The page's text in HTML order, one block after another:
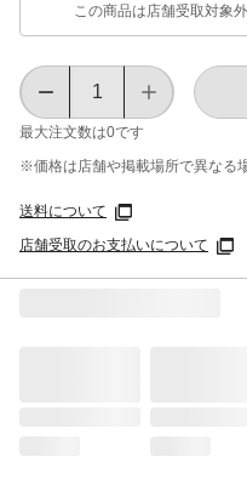
この商品は店舗受取対象
最大注文数は0です
※価格は​店舗や​掲載場所で​異なる​
送料について
店舗受取のお支払いについて